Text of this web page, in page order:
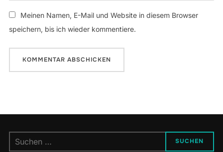
Meinen Namen, E-Mail und Website in diesem Browser
speichern, bis ich wieder kommentiere.
nach:
SUCHEN